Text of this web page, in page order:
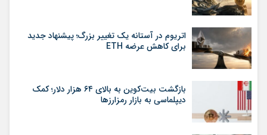
اتریوم در آستانه یک تغییر بزرگ؛ پیشنهاد جدید
برای کاهش عرضه ETH
بازگشت بیت‌کوین به بالای ۶۴ هزار دلار؛ کمک
دیپلماسی به بازار رمزارزها